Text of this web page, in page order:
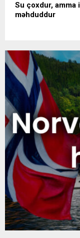
Su çoxdur, amma
məhduddur